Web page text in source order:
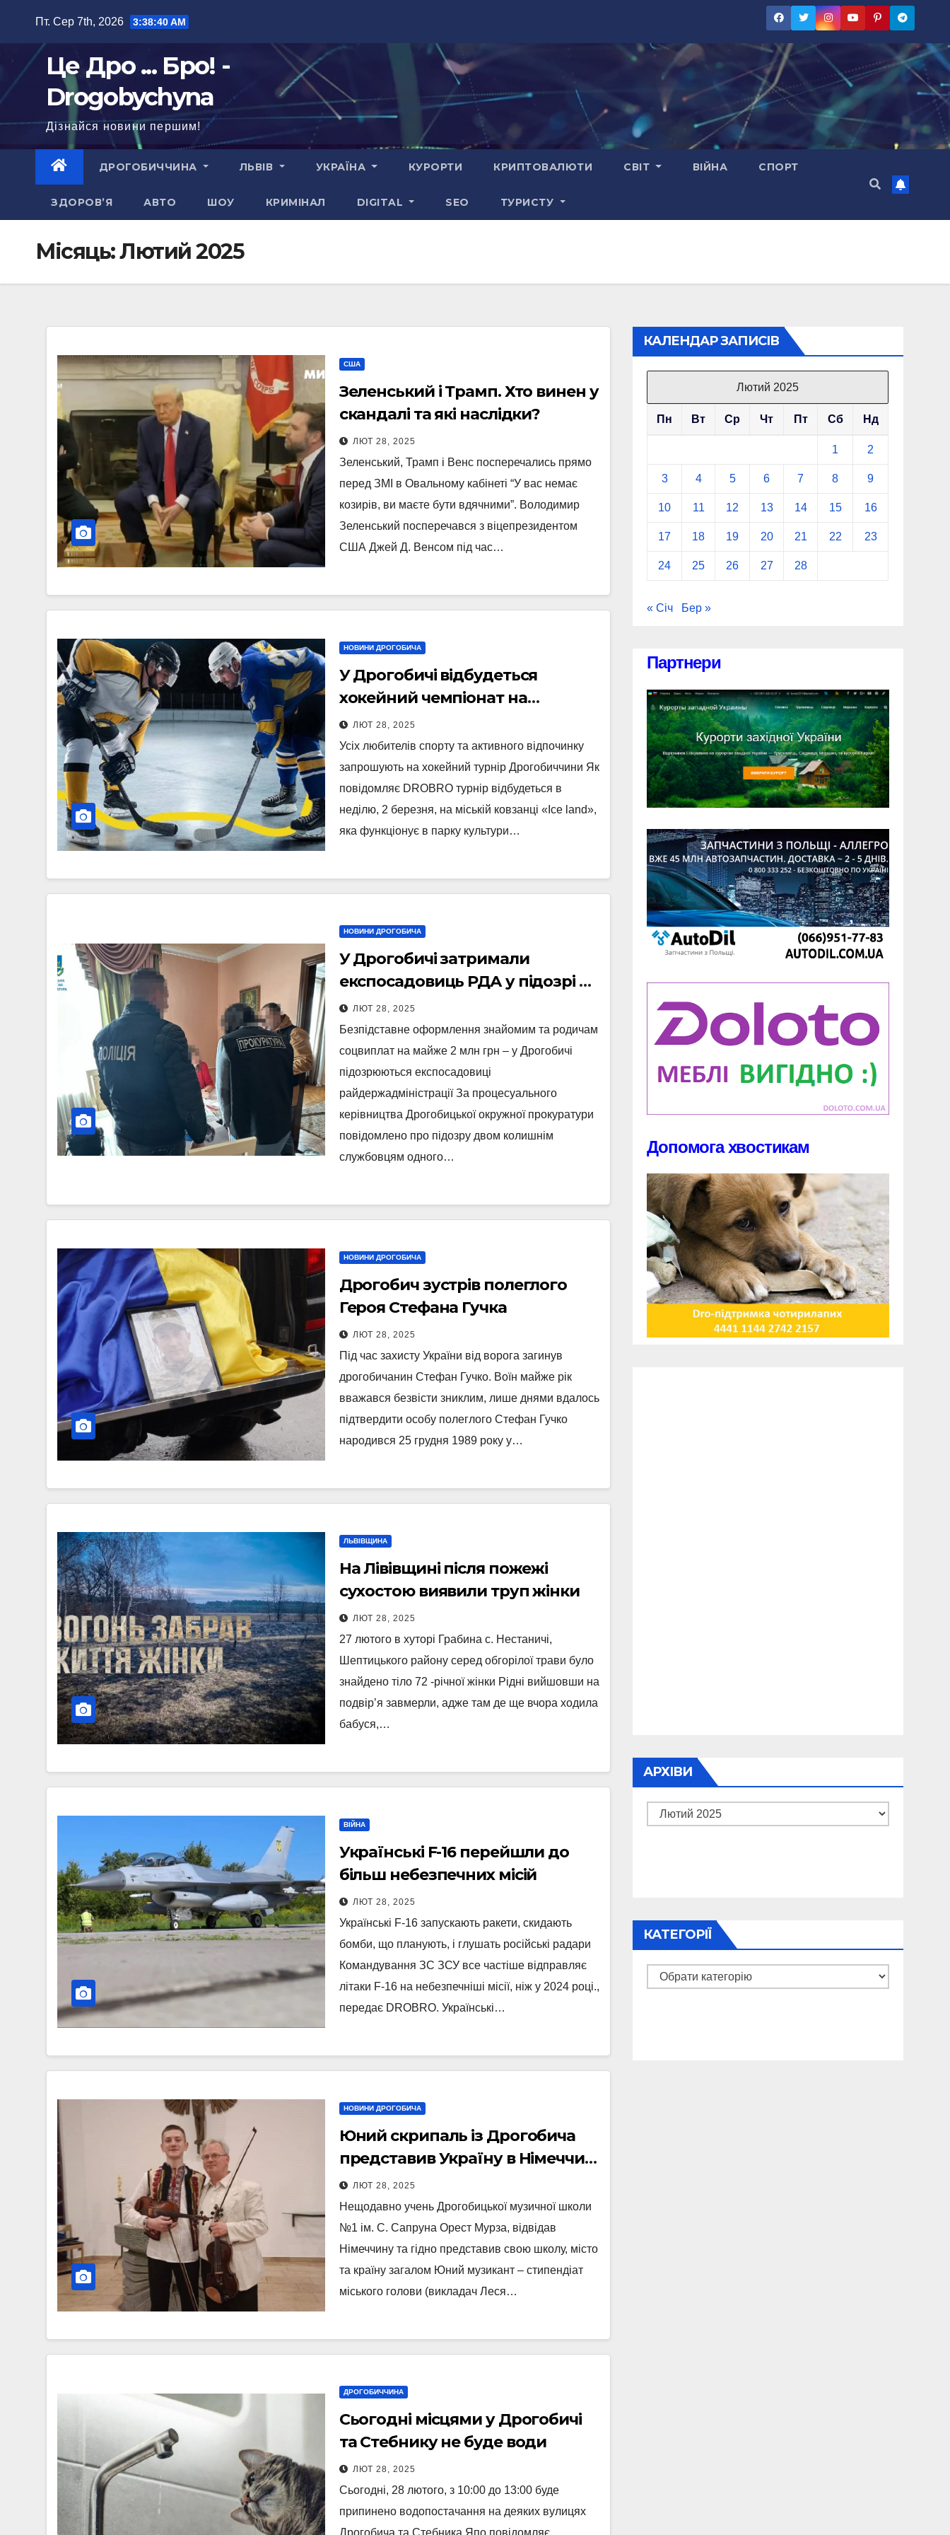
Пт. Сер 7th, 2026 3:38:41 AM
Це Дро ... Бро! -
Drogobychyna
Дізнайся новини першим!
ДРОГОБИЧЧИНА ЛЬВІВ УКРАЇНА КУРОРТИ КРИПТОВАЛЮТИ СВІТ ВІЙНА СПОРТ
ЗДОРОВ’Я АВТО ШОУ КРИМІНАЛ DIGITAL SEO ТУРИСТУ
Місяць:Лютий 2025
США
Зеленський і Трамп. Хто винен у
скандалі та які наслідки?
ЛЮТ 28, 2025
Зеленський, Трамп і Венс посперечались прямо
перед ЗМІ в Овальному кабінеті “У вас немає
козирів, ви маєте бути вдячними”. Володимир
Зеленський посперечався з віцепрезидентом
США Джей Д. Венсом під час…
НОВИНИ ДРОГОБИЧА
У Дрогобичі відбудеться
хокейний чемпіонат на
ковзанці «Ice land»
ЛЮТ 28, 2025
Усіх любителів спорту та активного відпочинку
запрошують на хокейний турнір Дрогобиччини Як
повідомляє DROBRO турнір відбудеться в
неділю, 2 березня, на міській ковзанці «Ice land»,
яка функціонує в парку культури…
НОВИНИ ДРОГОБИЧА
У Дрогобичі затримали
експосадовиць РДА у підозрі в
неправомірній вигоді у 2
міліони
ЛЮТ 28, 2025
Безпідставне оформлення знайомим та родичам
соцвиплат на майже 2 млн грн – у Дрогобичі
підозрюються експосадовиці
райдержадміністрації За процесуального
керівництва Дрогобицької окружної прокуратури
повідомлено про підозру двом колишнім
службовцям одного…
НОВИНИ ДРОГОБИЧА
Дрогобич зустрів полеглого
Героя Стефана Гучка
ЛЮТ 28, 2025
Під час захисту України від ворога загинув
дрогобичанин Стефан Гучко. Воїн майже рік
вважався безвісти зниклим, лише днями вдалось
підтвердити особу полеглого Стефан Гучко
народився 25 грудня 1989 року у…
ЛЬВІВЩИНА
На Лівівщині після пожежі
сухостою виявили труп жінки
ЛЮТ 28, 2025
27 лютого в хуторі Грабина с. Нестаничі,
Шептицького району серед обгорілої трави було
знайдено тіло 72 -річної жінки Рідні вийшовши на
подвір’я завмерли, адже там де ще вчора ходила
бабуся,…
ВІЙНА
Українські F-16 перейшли до
більш небезпечних місій
ЛЮТ 28, 2025
Українські F-16 запускають ракети, скидають
бомби, що планують, і глушать російські радари
Командування ЗС ЗСУ все частіше відправляє
літаки F-16 на небезпечніші місії, ніж у 2024 році.,
передає DROBRO. Українські…
НОВИНИ ДРОГОБИЧА
Юний скрипаль із Дрогобича
представив Україну в Німеччині
(Фото)
ЛЮТ 28, 2025
Нещодавно учень Дрогобицької музичної школи
№1 ім. С. Сапруна Орест Мурза, відвідав
Німеччину та гідно представив свою школу, місто
та країну загалом Юний музикант – стипендіат
міського голови (викладач Леся…
ДРОГОБИЧЧИНА
Сьогодні місцями у Дрогобичі
та Стебнику не буде води
ЛЮТ 28, 2025
Сьогодні, 28 лютого, з 10:00 до 13:00 буде
припинено водопостачання на деяких вулицях
Дрогобича та Стебника Япо повідомляє
КАЛЕНДАР ЗАПИСІВ
Лютий 2025
Пн Вт Ср Чт Пт Сб Нд
1 2
3 4 5 6 7 8 9
10 11 12 13 14 15 16
17 18 19 20 21 22 23
24 25 26 27 28
« Січ Бер »
Партнери
Допомога хвостикам
АРХІВИ
Архіви
КАТЕГОРІЇ
Категорії